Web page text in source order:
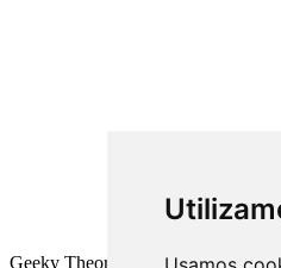
Geeky Theory © 2026